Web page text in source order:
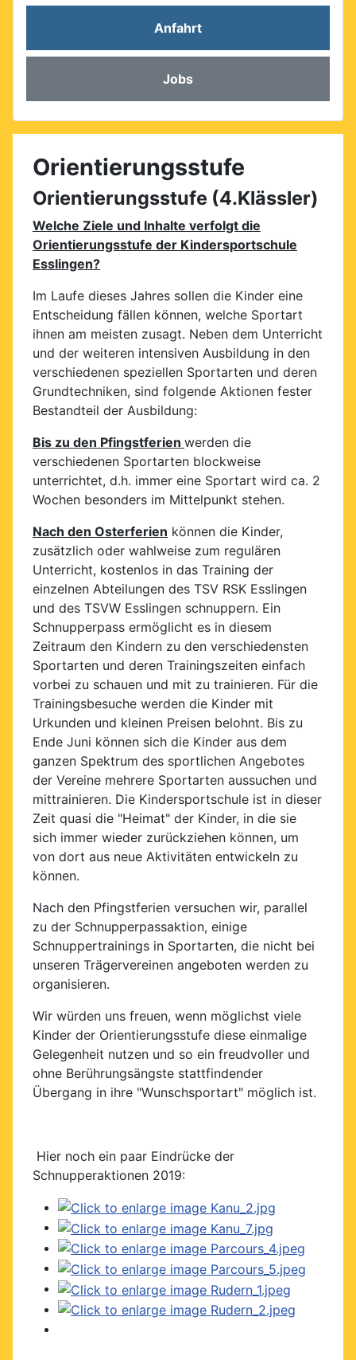
Anfahrt
Jobs
Orientierungsstufe
Orientierungsstufe (4.Klässler)
Welche Ziele und Inhalte verfolgt die
Orientierungsstufe der Kindersportschule
Esslingen?
Im Laufe dieses Jahres sollen die Kinder eine
Entscheidung fällen können, welche Sportart
ihnen am meisten zusagt. Neben dem Unterricht
und der weiteren intensiven Ausbildung in den
verschiedenen speziellen Sportarten und deren
Grundtechniken, sind folgende Aktionen fester
Bestandteil der Ausbildung:
Bis zu den Pfingstferien werden die
verschiedenen Sportarten blockweise
unterrichtet, d.h. immer eine Sportart wird ca. 2
Wochen besonders im Mittelpunkt stehen.
Nach den Osterferien können die Kinder,
zusätzlich oder wahlweise zum regulären
Unterricht, kostenlos in das Training der
einzelnen Abteilungen des TSV RSK Esslingen
und des TSVW Esslingen schnuppern. Ein
Schnupperpass ermöglicht es in diesem
Zeitraum den Kindern zu den verschiedensten
Sportarten und deren Trainingszeiten einfach
vorbei zu schauen und mit zu trainieren. Für die
Trainingsbesuche werden die Kinder mit
Urkunden und kleinen Preisen belohnt. Bis zu
Ende Juni können sich die Kinder aus dem
ganzen Spektrum des sportlichen Angebotes
der Vereine mehrere Sportarten aussuchen und
mittrainieren. Die Kindersportschule ist in dieser
Zeit quasi die "Heimat" der Kinder, in die sie
sich immer wieder zurückziehen können, um
von dort aus neue Aktivitäten entwickeln zu
können.
Nach den Pfingstferien versuchen wir, parallel
zu der Schnupperpassaktion, einige
Schnuppertrainings in Sportarten, die nicht bei
unseren Trägervereinen angeboten werden zu
organisieren.
Wir würden uns freuen, wenn möglichst viele
Kinder der Orientierungsstufe diese einmalige
Gelegenheit nutzen und so ein freudvoller und
ohne Berührungsängste stattfindender
Übergang in ihre "Wunschsportart" möglich ist.
Hier noch ein paar Eindrücke der
Schnupperaktionen 2019: